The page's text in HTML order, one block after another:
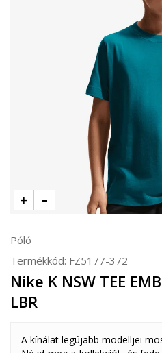
Póló
Termékkód: FZ5177-372
Nike K NSW TEE
LBR
A kínálat legújabb modelljei